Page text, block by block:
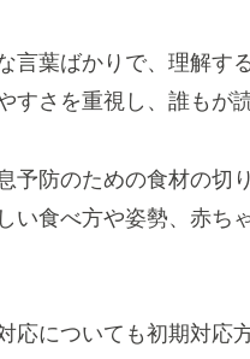
言葉ばかりで、理解す
すさを重視し、誰もが
予防のための食材の切
い食べ方や姿勢、赤ち
応についても初期対応